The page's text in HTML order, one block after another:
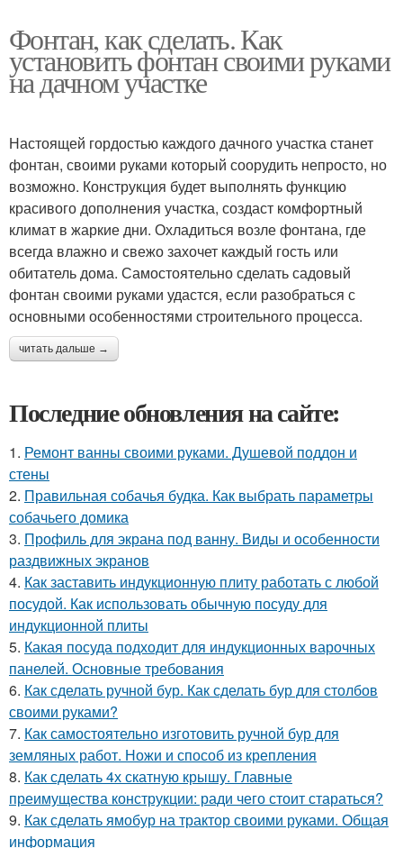
Фонтан, как сделать. Как
установить фонтан своими руками
на дачном участке
Настоящей гордостью каждого дачного участка станет
фонтан, своими руками который соорудить непросто, но
возможно. Конструкция будет выполнять функцию
красивого дополнения участка, создаст комфортный
климат в жаркие дни. Охладиться возле фонтана, где
всегда влажно и свежо захочет каждый гость или
обитатель дома. Самостоятельно сделать садовый
фонтан своими руками удастся, если разобраться с
основными особенностями строительного процесса.
читать дальше →
Последние обновления на сайте:
1. Ремонт ванны своими руками. Душевой поддон и
стены
2. Правильная собачья будка. Как выбрать параметры
собачьего домика
3. Профиль для экрана под ванну. Виды и особенности
раздвижных экранов
4. Как заставить индукционную плиту работать с любой
посудой. Как использовать обычную посуду для
индукционной плиты
5. Какая посуда подходит для индукционных варочных
панелей. Основные требования
6. Как сделать ручной бур. Как сделать бур для столбов
своими руками?
7. Как самостоятельно изготовить ручной бур для
земляных работ. Ножи и способ из крепления
8. Как сделать 4х скатную крышу. Главные
преимущества конструкции: ради чего стоит стараться?
9. Как сделать ямобур на трактор своими руками. Общая
информация